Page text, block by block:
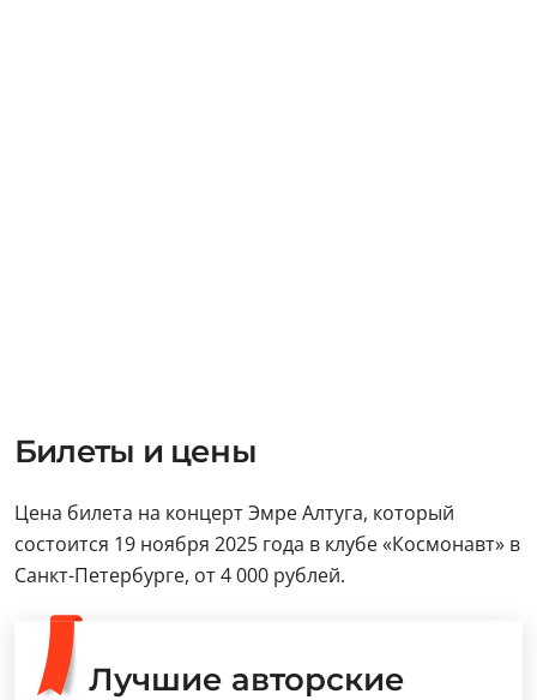
Билеты и цены
Цена билета на концерт Эмре Алтуга, который
состоится 19 ноября 2025 года в клубе «Космонавт» в
Санкт-Петербурге, от 4 000 рублей.
Лучшие авторские